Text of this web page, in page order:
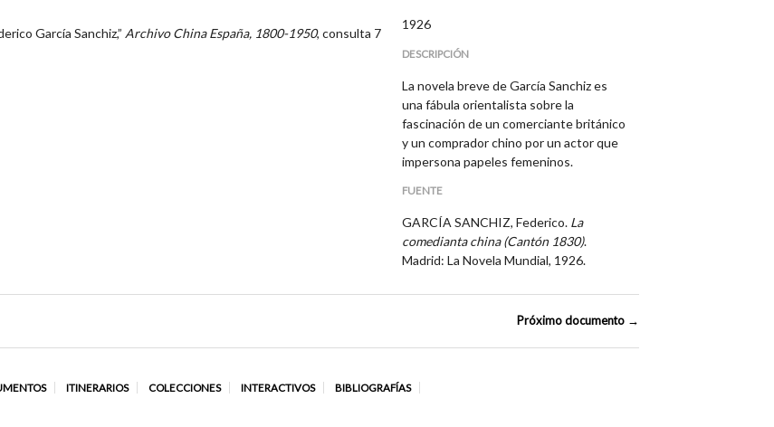
García Sanchiz,”Archivo China España, 1800-1950, consulta 7
1926
DESCRIPCIÓN
La novela breve de García Sanchiz es
una fábula orientalista sobre la
fascinación de un comerciante británico
y un comprador chino por un actor que
impersona papeles femeninos.
FUENTE
GARCÍA SANCHIZ, Federico. La
comedianta china (Cantón 1830).
Madrid: La Novela Mundial, 1926.
Próximo documento →
ITINERARIOS COLECCIONES INTERACTIVOS BIBLIOGRAFÍAS